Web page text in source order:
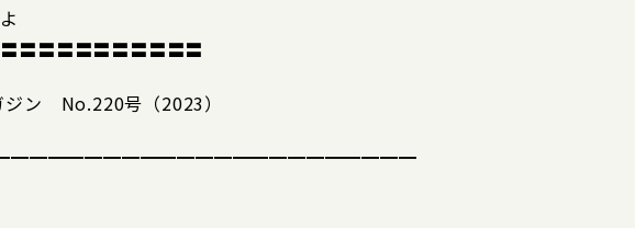
〓〓〓〓〓〓〓〓〓〓
ジン No.220号（2023）